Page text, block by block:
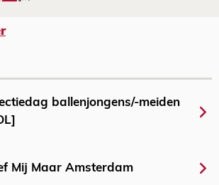
ballenjongens/-meiden
Mij Maar Amsterdam